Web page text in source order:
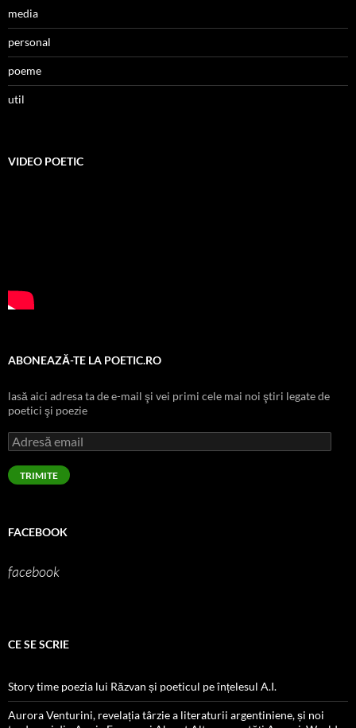
media
personal
poeme
util
VIDEO POETIC
ABONEAZĂ-TE LA POETIC.RO
lasă aici adresa ta de e-mail şi vei primi cele mai noi ştiri legate de
poetici şi poezie
Adresă
email
TRIMITE
FACEBOOK
facebook
CE SE SCRIE
Story time poezia lui Răzvan și poeticul pe înțelesul A.I.
Aurora Venturini, revelația târzie a literaturii argentiniene, și noi